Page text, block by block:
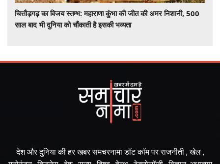
चित्तौड़गढ़ का विजय स्तम्भ: महाराणा कुंभा की जीत की अमर निशानी, 500
साल बाद भी दुनिया को चौंकाती है इसकी भव्यता
देश और दुनिया की हर खबर समचरनामा डॉट कॉम पर राजनीती , खेल ,